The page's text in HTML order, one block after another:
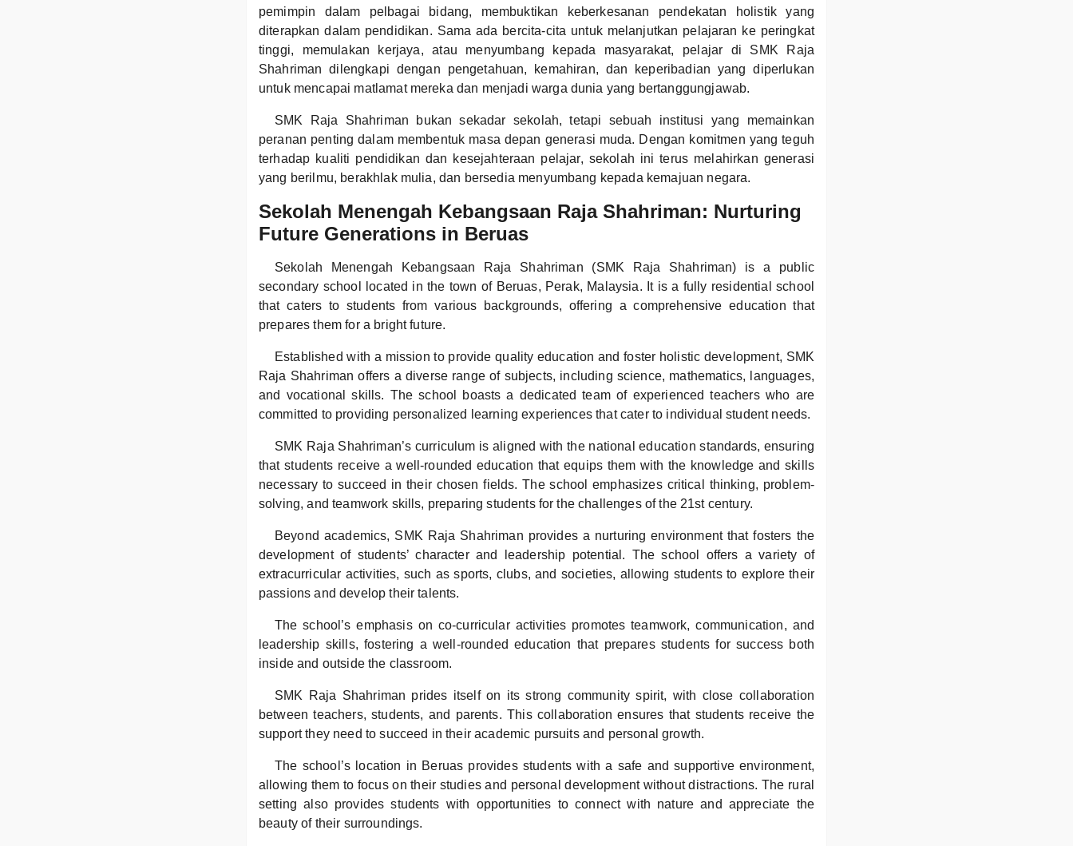
pemimpin dalam pelbagai bidang, membuktikan keberkesanan pendekatan holistik yang
diterapkan dalam pendidikan. Sama ada bercita-cita untuk melanjutkan pelajaran ke peringkat
tinggi, memulakan kerjaya, atau menyumbang kepada masyarakat, pelajar di SMK Raja
Shahriman dilengkapi dengan pengetahuan, kemahiran, dan keperibadian yang diperlukan
untuk mencapai matlamat mereka dan menjadi warga dunia yang bertanggungjawab.
SMK Raja Shahriman bukan sekadar sekolah, tetapi sebuah institusi yang memainkan
peranan penting dalam membentuk masa depan generasi muda. Dengan komitmen yang teguh
terhadap kualiti pendidikan dan kesejahteraan pelajar, sekolah ini terus melahirkan generasi
yang berilmu, berakhlak mulia, dan bersedia menyumbang kepada kemajuan negara.
Sekolah Menengah Kebangsaan Raja Shahriman: Nurturing
Future Generations in Beruas
Sekolah Menengah Kebangsaan Raja Shahriman (SMK Raja Shahriman) is a public
secondary school located in the town of Beruas, Perak, Malaysia. It is a fully residential school
that caters to students from various backgrounds, offering a comprehensive education that
prepares them for a bright future.
Established with a mission to provide quality education and foster holistic development, SMK
Raja Shahriman offers a diverse range of subjects, including science, mathematics, languages,
and vocational skills. The school boasts a dedicated team of experienced teachers who are
committed to providing personalized learning experiences that cater to individual student needs.
SMK Raja Shahriman’s curriculum is aligned with the national education standards, ensuring
that students receive a well-rounded education that equips them with the knowledge and skills
necessary to succeed in their chosen fields. The school emphasizes critical thinking, problem-
solving, and teamwork skills, preparing students for the challenges of the 21st century.
Beyond academics, SMK Raja Shahriman provides a nurturing environment that fosters the
development of students’ character and leadership potential. The school offers a variety of
extracurricular activities, such as sports, clubs, and societies, allowing students to explore their
passions and develop their talents.
The school’s emphasis on co-curricular activities promotes teamwork, communication, and
leadership skills, fostering a well-rounded education that prepares students for success both
inside and outside the classroom.
SMK Raja Shahriman prides itself on its strong community spirit, with close collaboration
between teachers, students, and parents. This collaboration ensures that students receive the
support they need to succeed in their academic pursuits and personal growth.
The school’s location in Beruas provides students with a safe and supportive environment,
allowing them to focus on their studies and personal development without distractions. The rural
setting also provides students with opportunities to connect with nature and appreciate the
beauty of their surroundings.